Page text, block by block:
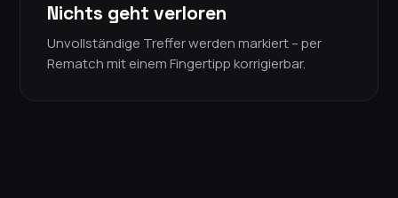
Nichts geht verloren
Unvollständige Treffer werden markiert – per
Rematch mit einem Fingertipp korrigierbar.